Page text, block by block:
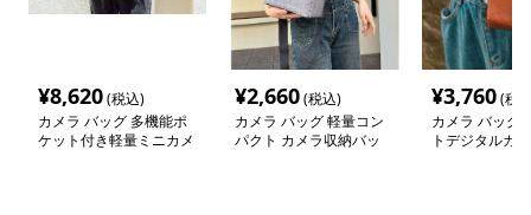
¥8,620(税込)
カメラ バッグ 多機能ポ
ケット付き軽量ミニカメ
¥2,660(税込)
カメラ バッグ 軽量コン
パクト カメラ収納バッ
¥3,760(税
カメラ バッグ
トデジタルカ